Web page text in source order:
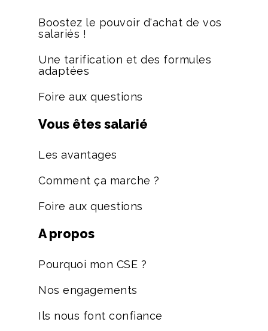
Boostez le pouvoir d'achat de vos
salariés !
Une tarification et des formules
adaptées
Foire aux questions
Vous êtes salarié
Les avantages
Comment ça marche ?
Foire aux questions
A propos
Pourquoi mon CSE ?
Nos engagements
Ils nous font confiance